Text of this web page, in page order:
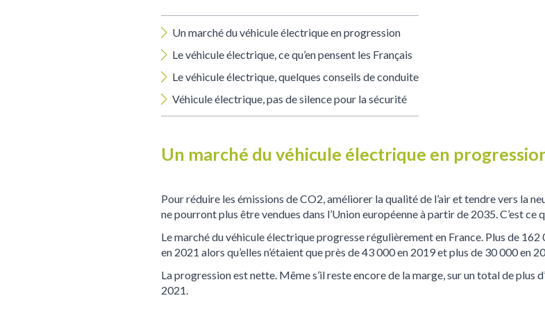
Un marché du véhicule électrique en progression
Le véhicule électrique, ce qu’en pensent les Français
Le véhicule électrique, quelques conseils de conduite
Véhicule électrique, pas de silence pour la sécurité
Un marché du véhicule électrique en
Pour réduire les émissions de CO2, améliorer la qualité de l’air et tendre vers la
ne pourront plus être vendues dans l’Union européenne à partir de 2035. C’est ce
Le marché du véhicule électrique progresse régulièrement en France. Plus de
en 2021 alors qu’elles n’étaient que près de 43 000 en 2019 et plus de 30 000 en
La progression est nette. Même s’il reste encore de la marge, sur un total de plus
2021.